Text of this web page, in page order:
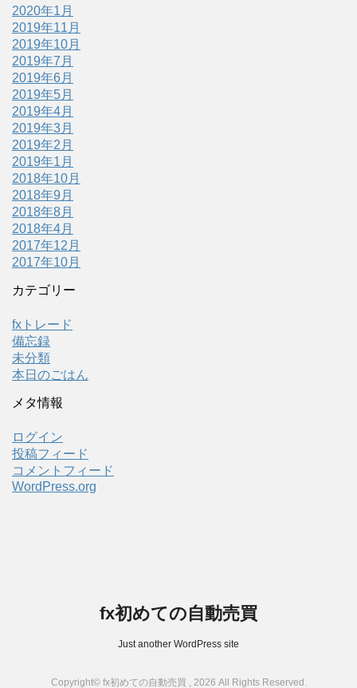
2020年1月
2019年11月
2019年10月
2019年7月
2019年6月
2019年5月
2019年4月
2019年3月
2019年2月
2019年1月
2018年10月
2018年9月
2018年8月
2018年4月
2017年12月
2017年10月
カテゴリー
fxトレード
備忘録
未分類
本日のごはん
メタ情報
ログイン
投稿フィード
コメントフィード
WordPress.org
fx初めての自動売買
Just another WordPress site
Copyright© fx初めての自動売買 , 2026 All Rights Reserved.